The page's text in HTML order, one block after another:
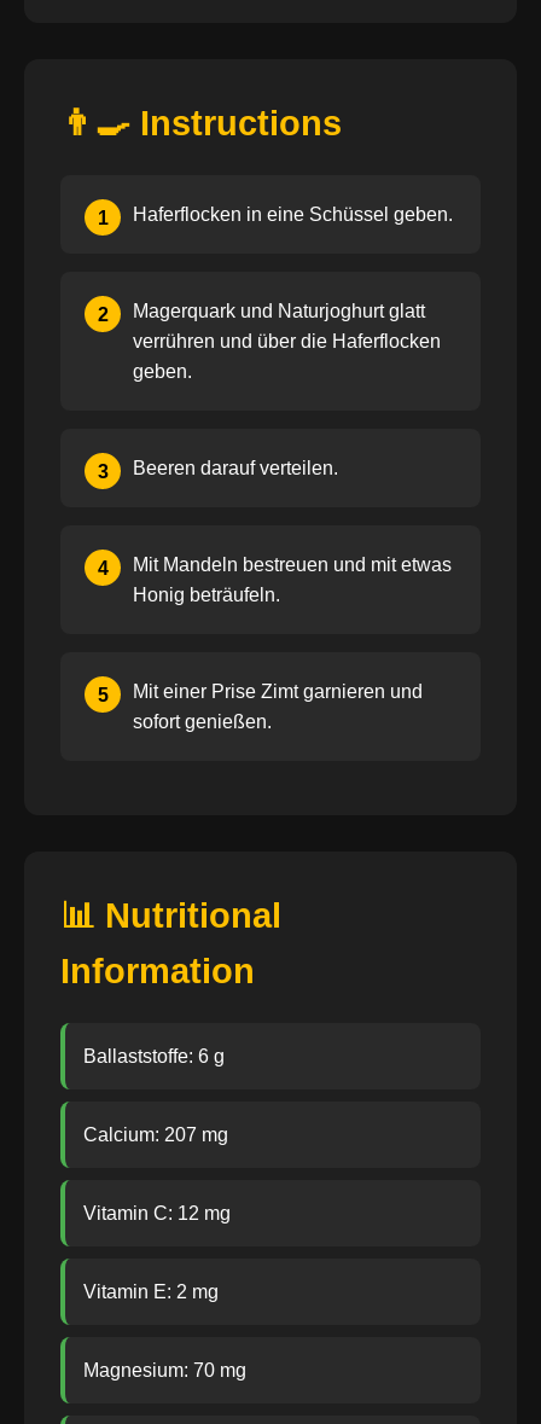
👨‍🍳 Instructions
1 Haferflocken in eine Schüssel geben.
2
Magerquark und Naturjoghurt glatt
verrühren und über die Haferflocken
geben.
3 Beeren darauf verteilen.
4
Mit Mandeln bestreuen und mit etwas
Honig beträufeln.
5
Mit einer Prise Zimt garnieren und
sofort genießen.
📊 Nutritional
Information
Ballaststoffe: 6 g
Calcium: 207 mg
Vitamin C: 12 mg
Vitamin E: 2 mg
Magnesium: 70 mg